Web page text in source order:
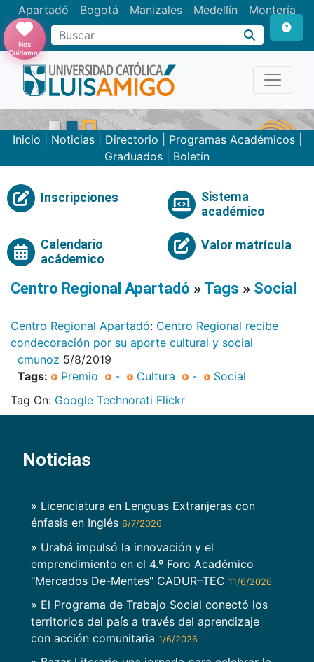
Apartadó Bogotá Manizales Medellín Montería
Nos
Cuidamos
Inicio Noticias| Directorio Programas Académicos|
Graduados
Boletín
Inscripciones
Sistema
académico
Calendario
acádemico
Valor matrícula
Centro Regional Apartadó » Tags » Social
Centro Regional Apartadó: Centro Regional recibe
condecoración por su aporte cultural y social
cmunoz 5/8/2019
Tags:
Premio - Cultura -
Social
Tag On: Google Technorati Flickr
Noticias
» Licenciatura en Lenguas Extranjeras con
énfasis en Inglés 6/7/2026
» Urabá impulsó la innovación y el
emprendimiento en el 4.º Foro Académico
"Mercados De-Mentes" CADUR–TEC 11/6/2026
» El Programa de Trabajo Social conectó los
territorios del país a través del aprendizaje
con acción comunitaria 1/6/2026